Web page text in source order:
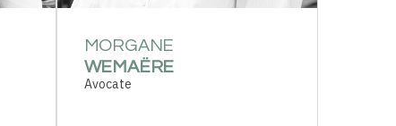
MORGANE
WEMAËRE
Avocate